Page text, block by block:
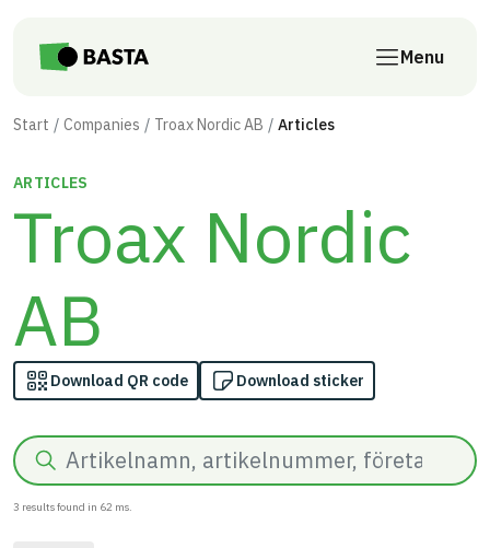
Menu
Start Companies Troax Nordic AB Articles
ARTICLES
Troax Nordic
AB
Download QR code Download sticker
Search
3 results found in 62 ms.